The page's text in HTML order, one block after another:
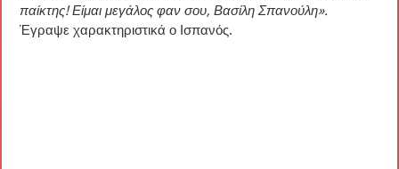
παίκτης! Είμαι μεγάλος φαν σου, Βασίλη Σπανούλη».
Έγραψε χαρακτηριστικά ο Ισπανός.